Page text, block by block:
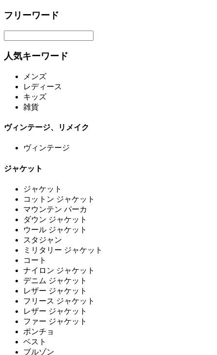
フリーワード
人気キーワード
メンズ
レディース
キッズ
雑貨
ヴィンテージ、リメイク
ヴィンテージ
ジャケット
ジャケット
コットン ジャケット
マウンテン パーカ
ダウン ジャケット
ウール ジャケット
スタジャン
ミリタリー ジャケット
コート
ナイロン ジャケット
デニム ジャケット
レザー ジャケット
フリース ジャケット
レザー ジャケット
ファー ジャケット
ポンチョ
ベスト
ブルゾン